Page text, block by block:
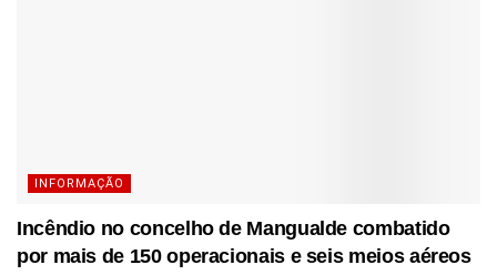
INFORMAÇÃO
Incêndio no concelho de Mangualde combatido
por mais de 150 operacionais e seis meios aéreos